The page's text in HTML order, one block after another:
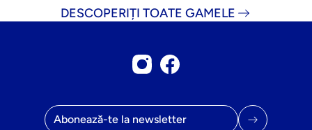
DESCOPERIȚI TOATE GAMELE
Adresa de email